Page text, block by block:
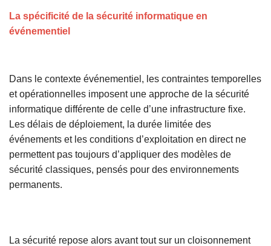
La spécificité de la sécurité informatique en
événementiel
Dans le contexte événementiel, les contraintes temporelles
et opérationnelles imposent une approche de la sécurité
informatique différente de celle d’une infrastructure fixe.
Les délais de déploiement, la durée limitée des
événements et les conditions d’exploitation en direct ne
permettent pas toujours d’appliquer des modèles de
sécurité classiques, pensés pour des environnements
permanents.
La sécurité repose alors avant tout sur un cloisonnement